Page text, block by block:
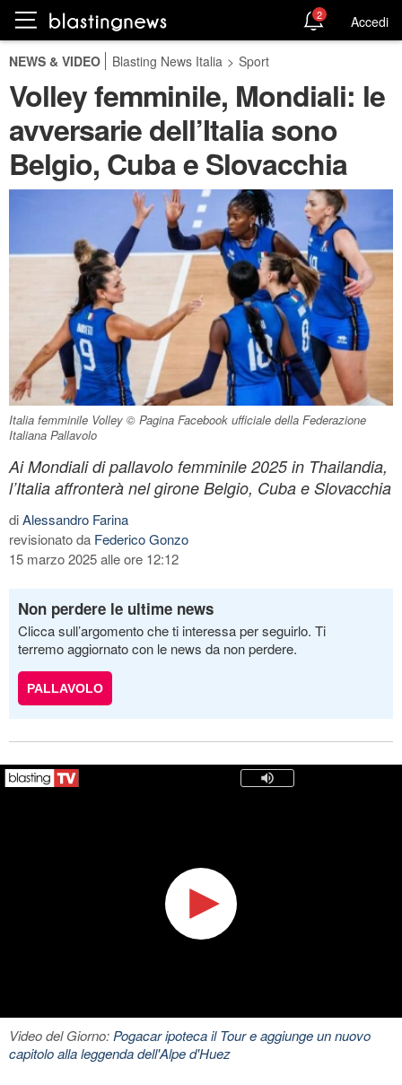
2 Accedi
NEWS & VIDEO Blasting News Italia > Sport
Volley femminile, Mondiali: le
avversarie dell’Italia sono
Belgio, Cuba e Slovacchia
Italia femminile Volley © Pagina Facebook ufficiale della Federazione
Italiana Pallavolo
Ai Mondiali di pallavolo femminile 2025 in Thailandia,
l’Italia affronterà nel girone Belgio, Cuba e Slovacchia
diAlessandro Farina
revisionato da Federico Gonzo
15 marzo 2025 alle ore 12:12
Non perdere le ultime news
Clicca sull’argomento che ti interessa per seguirlo. Ti
terremo aggiornato con le news da non perdere.
PALLAVOLO
Video del Giorno:Pogacar ipoteca il Tour e aggiunge un nuovo
capitolo alla leggenda dell'Alpe d'Huez